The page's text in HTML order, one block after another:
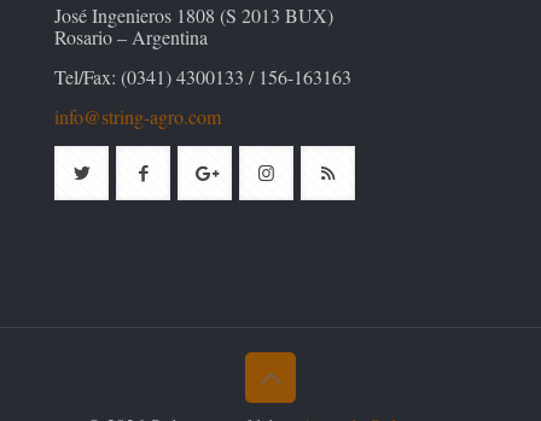
José Ingenieros 1808 (S 2013 BUX)
Rosario – Argentina
Tel/Fax: (0341) 4300133 / 156-163163
info@string-agro.com